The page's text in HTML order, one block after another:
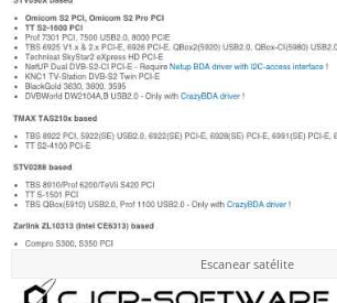
Escanear satélite